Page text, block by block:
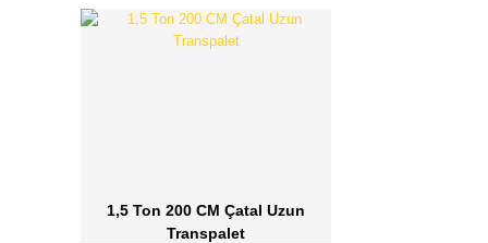
1,5 Ton 200 CM Çatal Uzun
Transpalet